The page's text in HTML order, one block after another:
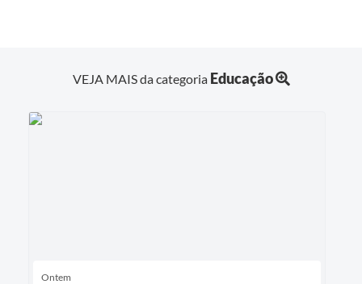
VEJA MAIS da categoria Educação
Ontem